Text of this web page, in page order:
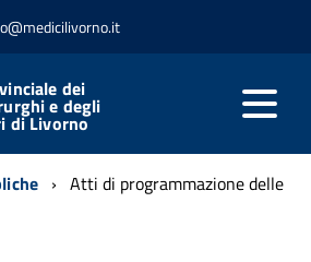
dei
e degli
di Livorno
Atti di programmazione delle